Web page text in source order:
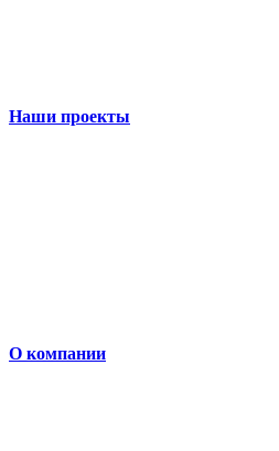
Наши проекты
О компании